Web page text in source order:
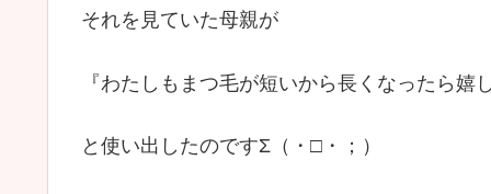
それを見ていた母親が
『わたしもまつ毛が短いから長くなったら嬉
と使い出したのですΣ（・□・；）